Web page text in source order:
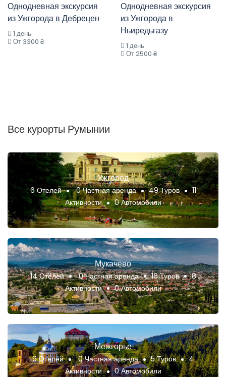
Однодневная экскурсия
из Ужгорода в Дебрецен
1 день
От 3300 ₴
Однодневная экскурсия
из Ужгорода в
Ньиредьгазу
1 день
От 2500 ₴
Все курорты Румынии
Ужгород
6 Отелей 0 Частная аренда 49 Туров
11
Активности
0 Автомобили
Мукачево
14 Отелей 0 Частная аренда 16 Туров
8
Активности
0 Автомобили
Межгорье
9 Отелей 0 Частная аренда 5 Туров
4
Активности
0 Автомобили